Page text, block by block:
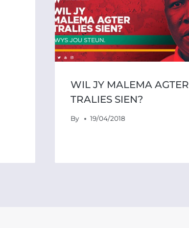
WIL JY MALEMA AGTER
TRALIES SIEN?
By 19/04/2018